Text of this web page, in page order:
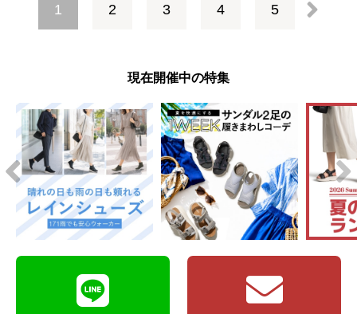
1 2 3 4 5
現在開催中の特集